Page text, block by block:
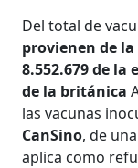
Del total de
provienen de
8.552.679 de la
de la británica
las vacunas
CanSino, de
aplica como